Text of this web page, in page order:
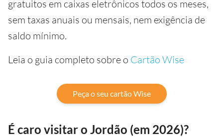
gratuitos em caixas eletrônicos todos os meses,
sem taxas anuais ou mensais, nem exigência de
saldo mínimo.
Leia o guia completo sobre o Cartão Wise
Peça o seu cartão Wise
É caro visitar o Jordão (em 2026)?